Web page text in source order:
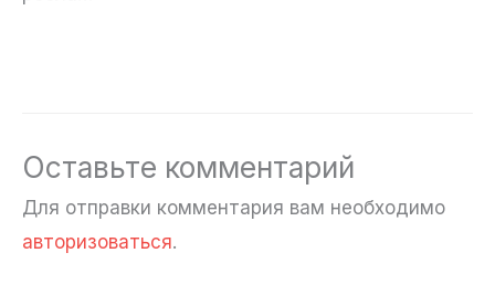
Оставьте комментарий
Для отправки комментария вам необходимо
авторизоваться.